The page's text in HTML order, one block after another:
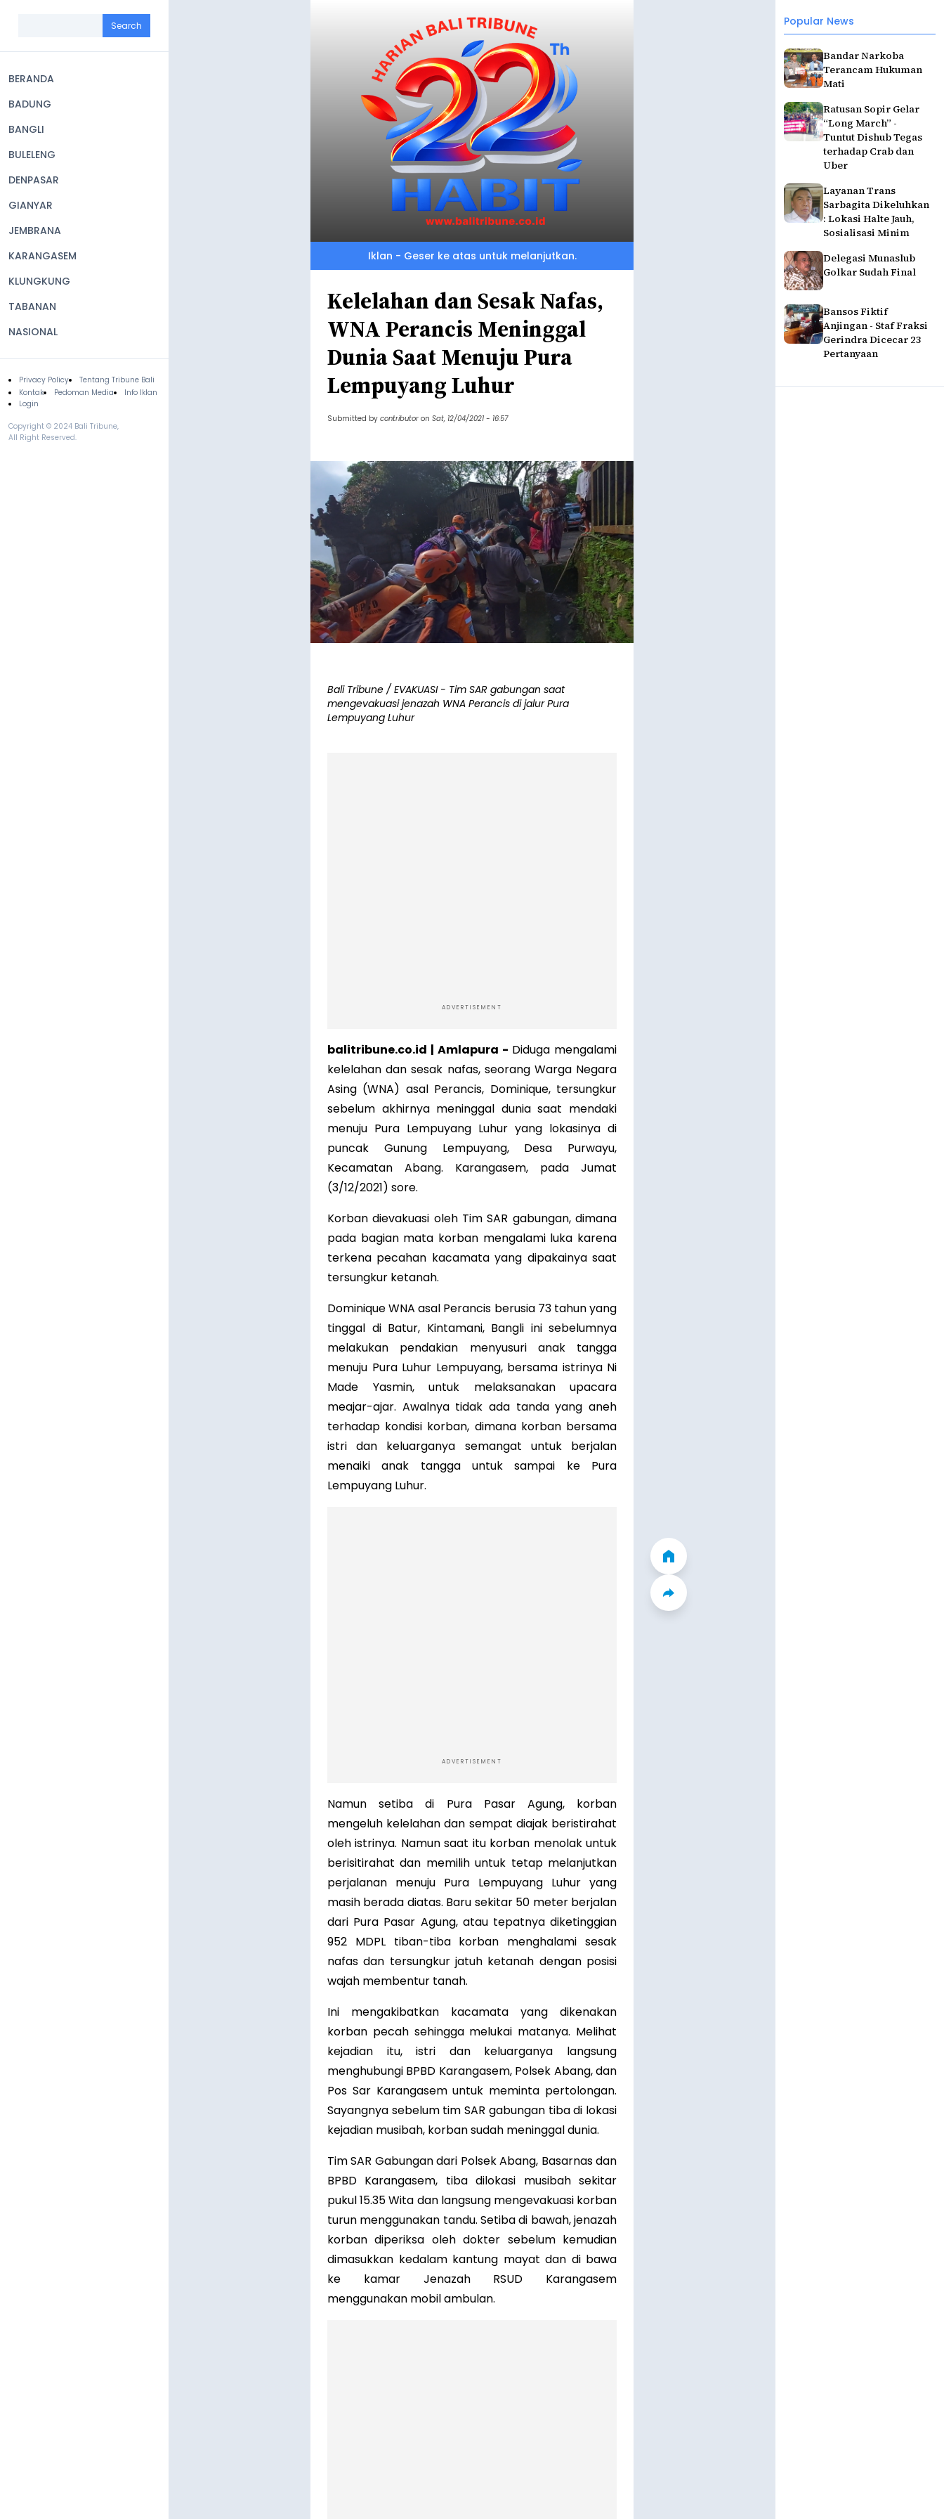
navigation
BERANDA
BADUNG
BANGLI
BULELENG
DENPASAR
GIANYAR
JEMBRANA
KARANGASEM
KLUNGKUNG
TABANAN
NASIONAL
Footer
Privacy Policy
Tentang Tribune Bali
Kontak
Pedoman Media
Info Iklan
Login
Copyright © 2024 Bali Tribune,
All Right Reserved.
Popular News
Bandar Narkoba
Terancam Hukuman
Mati
Ratusan Sopir Gelar
“Long March” -
Tuntut Dishub Tegas
terhadap Crab dan
Uber
Layanan Trans
Sarbagita Dikeluhkan
: Lokasi Halte Jauh,
Sosialisasi Minim
Delegasi Munaslub
Golkar Sudah Final
Bansos Fiktif
Anjingan - Staf Fraksi
Gerindra Dicecar 23
Pertanyaan
Iklan - Geser ke atas untuk melanjutkan.
Kelelahan dan Sesak Nafas,
WNA Perancis Meninggal
Dunia Saat Menuju Pura
Lempuyang Luhur
Submitted by contributor on Sat, 12/04/2021 - 16:57
Bali Tribune / EVAKUASI - Tim SAR gabungan saat
mengevakuasi jenazah WNA Perancis di jalur Pura
Lempuyang Luhur
ADVERTISEMENT
balitribune.co.id | Amlapura - Diduga mengalami
kelelahan dan sesak nafas, seorang Warga Negara
Asing (WNA) asal Perancis, Dominique, tersungkur
sebelum akhirnya meninggal dunia saat mendaki
menuju Pura Lempuyang Luhur yang lokasinya di
puncak Gunung Lempuyang, Desa Purwayu,
Kecamatan Abang. Karangasem, pada Jumat
(3/12/2021) sore.
Korban dievakuasi oleh Tim SAR gabungan, dimana
pada bagian mata korban mengalami luka karena
terkena pecahan kacamata yang dipakainya saat
tersungkur ketanah.
Dominique WNA asal Perancis berusia 73 tahun yang
tinggal di Batur, Kintamani, Bangli ini sebelumnya
melakukan pendakian menyusuri anak tangga
menuju Pura Luhur Lempuyang, bersama istrinya Ni
Made Yasmin, untuk melaksanakan upacara
meajar-ajar. Awalnya tidak ada tanda yang aneh
terhadap kondisi korban, dimana korban bersama
istri dan keluarganya semangat untuk berjalan
menaiki anak tangga untuk sampai ke Pura
Lempuyang Luhur.
ADVERTISEMENT
Namun setiba di Pura Pasar Agung, korban
mengeluh kelelahan dan sempat diajak beristirahat
oleh istrinya. Namun saat itu korban menolak untuk
berisitirahat dan memilih untuk tetap melanjutkan
perjalanan menuju Pura Lempuyang Luhur yang
masih berada diatas. Baru sekitar 50 meter berjalan
dari Pura Pasar Agung, atau tepatnya diketinggian
952 MDPL tiban-tiba korban menghalami sesak
nafas dan tersungkur jatuh ketanah dengan posisi
wajah membentur tanah.
Ini mengakibatkan kacamata yang dikenakan
korban pecah sehingga melukai matanya. Melihat
kejadian itu, istri dan keluarganya langsung
menghubungi BPBD Karangasem, Polsek Abang, dan
Pos Sar Karangasem untuk meminta pertolongan.
Sayangnya sebelum tim SAR gabungan tiba di lokasi
kejadian musibah, korban sudah meninggal dunia.
Tim SAR Gabungan dari Polsek Abang, Basarnas dan
BPBD Karangasem, tiba dilokasi musibah sekitar
pukul 15.35 Wita dan langsung mengevakuasi korban
turun menggunakan tandu. Setiba di bawah, jenazah
korban diperiksa oleh dokter sebelum kemudian
dimasukkan kedalam kantung mayat dan di bawa
ke kamar Jenazah RSUD Karangasem
menggunakan mobil ambulan.